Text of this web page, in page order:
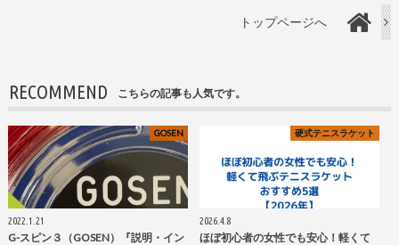
トップページへ
RECOMMEND こちらの記事も人気です。
GOSEN
2022.1.21
G-スピン３（GOSEN）『説明・イン
硬式テニスラケット
2026.4.8
ほぼ初心者の女性でも安心！軽くて